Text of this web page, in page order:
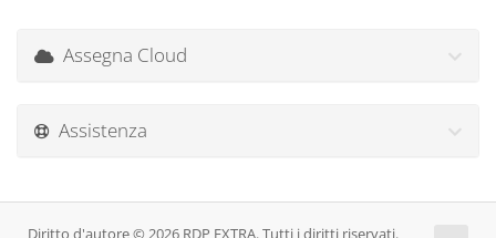
Assegna Cloud
Assistenza
Diritto d'autore © 2026 RDP EXTRA. Tutti i diritti riservati.